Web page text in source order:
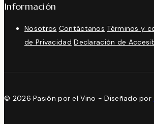
Información
Nosotros Contáctanos Términos y
de Privacidad Declaración de
© 2026 Pasión por el Vino - Diseñado por